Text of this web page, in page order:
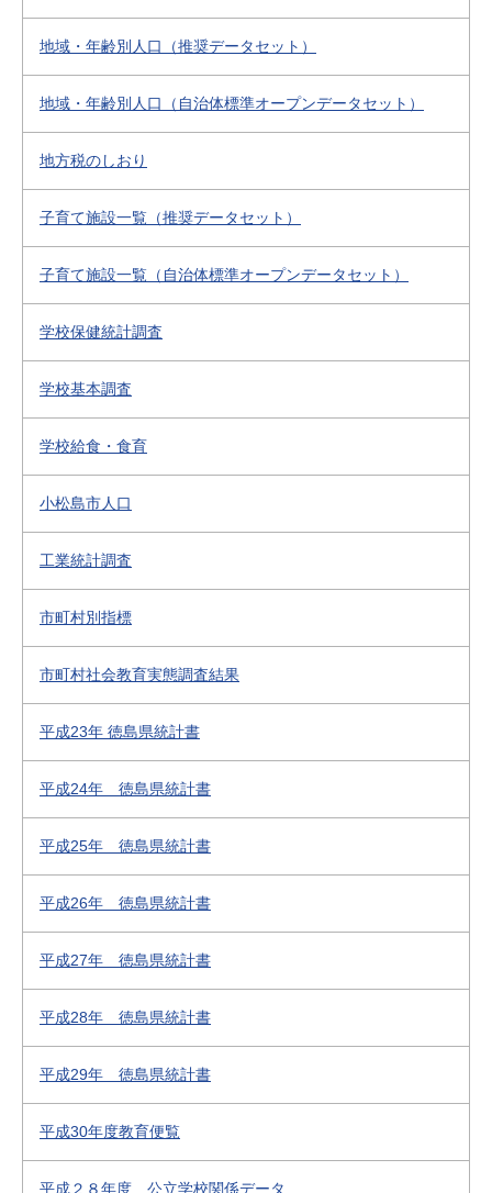
地域・年齢別人口（推奨データセット）
地域・年齢別人口（自治体標準オープンデータセット）
地方税のしおり
子育て施設一覧（推奨データセット）
子育て施設一覧（自治体標準オープンデータセット）
学校保健統計調査
学校基本調査
学校給食・食育
小松島市人口
工業統計調査
市町村別指標
市町村社会教育実態調査結果
平成23年 徳島県統計書
平成24年 徳島県統計書
平成25年 徳島県統計書
平成26年 徳島県統計書
平成27年 徳島県統計書
平成28年 徳島県統計書
平成29年 徳島県統計書
平成30年度教育便覧
平成２８年度 公立学校関係データ